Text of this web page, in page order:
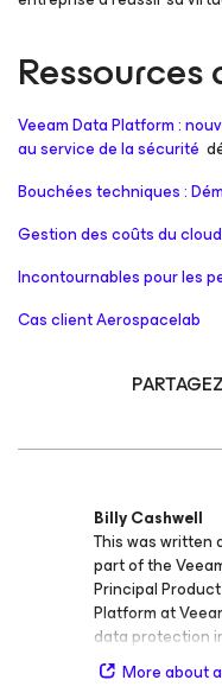
Ressources
Veeam Data Platform :
au service de la sécurité
Bouchées techniques :
Gestion des coûts du
Incontournables pour les
Cas client Aerospacelab
PARTAGEZ
Billy Cashwell
This was written
part of the
Principal
Platform at
data protection
roles ranging
product
More about